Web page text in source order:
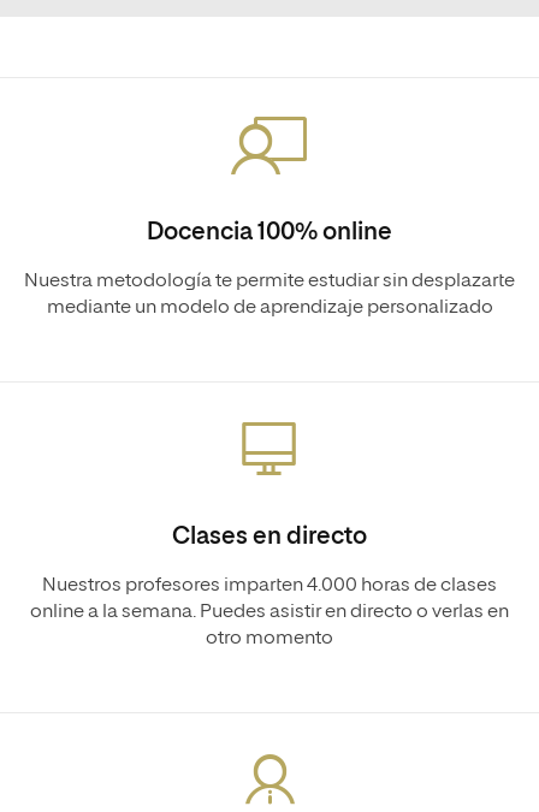
Docencia 100% online
Nuestra metodología te permite estudiar sin desplazarte
mediante un modelo de aprendizaje personalizado
Clases en directo
Nuestros profesores imparten 4.000 horas de clases
online a la semana. Puedes asistir en directo o verlas en
otro momento